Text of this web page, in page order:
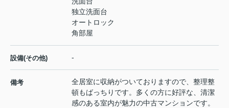
独立洗面台
オートロック
角部屋
設備(その他) -
備考
全居室に収納がついておりますので、整理整
頓もばっちりです。多くの方に好評な、清潔
感のある室内が魅力の中古マンションです。